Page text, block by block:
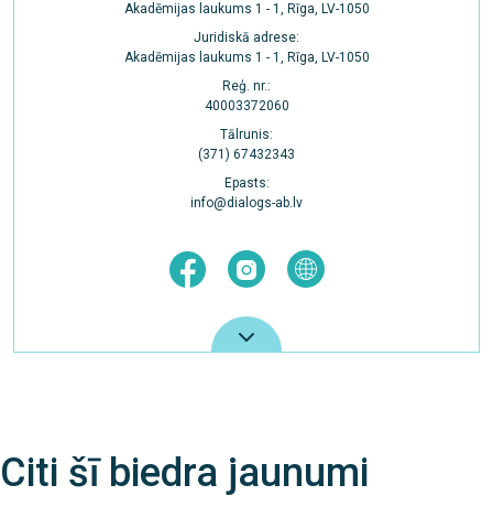
Akadēmijas laukums 1 - 1, Rīga, LV-1050
Juridiskā adrese:
Akadēmijas laukums 1 - 1, Rīga, LV-1050
Reģ. nr.:
40003372060
Tālrunis:
(371) 67432343
Epasts:
info@dialogs-ab.lv
Citi šī biedra jaunumi